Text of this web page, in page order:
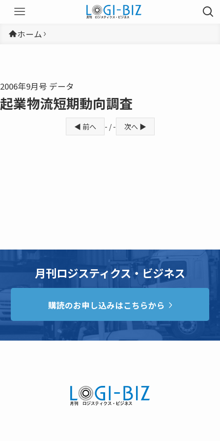
ホーム
2006年9月号 データ
起業物流短期動向調査
◀ 前へ - / - 次へ ▶
月刊ロジスティクス・ビジネス
購読のお申し込みはこちらから